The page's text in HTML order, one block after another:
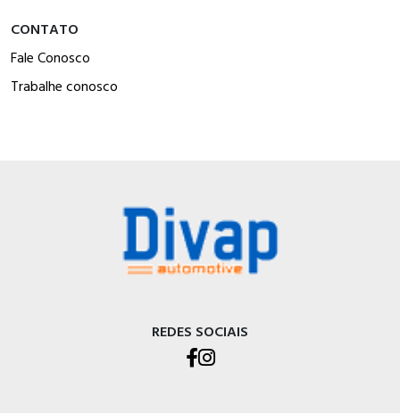
CONTATO
Fale Conosco
Trabalhe conosco
REDES SOCIAIS